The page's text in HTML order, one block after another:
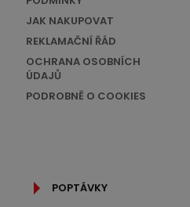
JAK NAKUPOVAT
REKLAMAČNÍ ŘÁD
OCHRANA OSOBNÍCH
ÚDAJŮ
PODROBNĚ O COOKIES
POPTÁVKY